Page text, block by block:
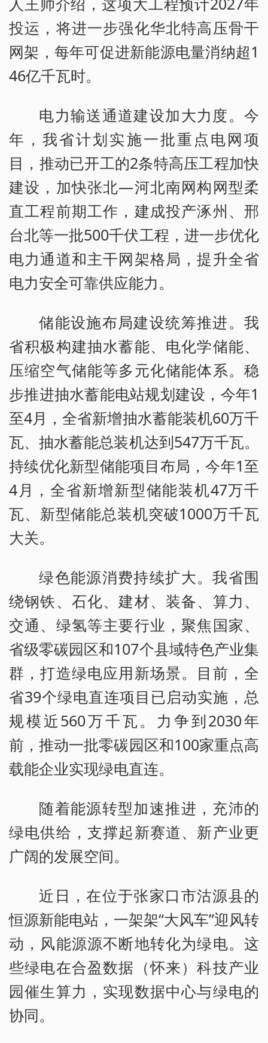
投运，将进一步强化华北特高压骨干
网架，每年可促进新能源电量消纳超1
46亿千瓦时。
电力输送通道建设加大力度。今
年，我省计划实施一批重点电网项
目，推动已开工的2条特高压工程加快
建设，加快张北—河北南网构网型柔
直工程前期工作，建成投产涿州、邢
台北等一批500千伏工程，进一步优化
电力通道和主干网架格局，提升全省
电力安全可靠供应能力。
储能设施布局建设统筹推进。我
省积极构建抽水蓄能、电化学储能、
压缩空气储能等多元化储能体系。稳
步推进抽水蓄能电站规划建设，今年1
至4月，全省新增抽水蓄能装机60万千
瓦、抽水蓄能总装机达到547万千瓦。
持续优化新型储能项目布局，今年1至
4月，全省新增新型储能装机47万千
瓦、新型储能总装机突破1000万千瓦
大关。
绿色能源消费持续扩大。我省围
绕钢铁、石化、建材、装备、算力、
交通、绿氢等主要行业，聚焦国家、
省级零碳园区和107个县域特色产业集
群，打造绿电应用新场景。目前，全
省39个绿电直连项目已启动实施，总
规模近560万千瓦。力争到2030年
前，推动一批零碳园区和100家重点高
载能企业实现绿电直连。
随着能源转型加速推进，充沛的
绿电供给，支撑起新赛道、新产业更
广阔的发展空间。
近日，在位于张家口市沽源县的
恒源新能电站，一架架“大风车”迎风转
动，风能源源不断地转化为绿电。这
些绿电在合盈数据（怀来）科技产业
园催生算力，实现数据中心与绿电的
协同。